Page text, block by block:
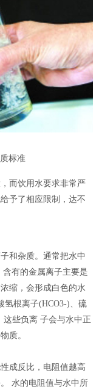
标准
而饮用水要求非常严
予了相应限制，达不
和杂质。通常把水中
有的金属离子主要是
缩，会形成白色的水
氢根离子(HCO3-)、硫
这些负离 子会与水中正
质。
成反比，电阻值越高
水的电阻值与水中所